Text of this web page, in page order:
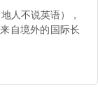
人不说英语），
自境外的国际长